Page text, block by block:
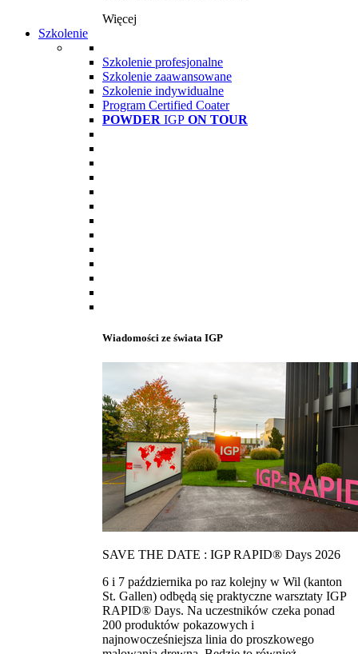
Więcej
Szkolenie
Szkolenie profesjonalne
Szkolenie zaawansowane
Szkolenie indywidualne
Program Certified Coater
POWDER IGP ON TOUR
Wiadomości ze świata IGP
SAVE THE DATE : IGP RAPID® Days 2026
6 i 7 października po raz kolejny w Wil (kanton
St. Gallen) odbędą się praktyczne warsztaty IGP
RAPID® Days. Na uczestników czeka ponad
200 produktów pokazowych i
najnowocześniejsza linia do proszkowego